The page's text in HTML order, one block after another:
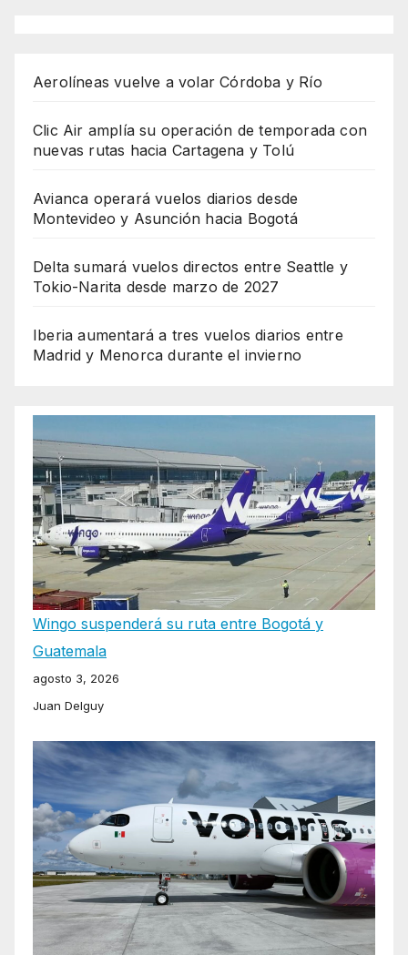
Aerolíneas vuelve a volar Córdoba y Río
Clic Air amplía su operación de temporada con
nuevas rutas hacia Cartagena y Tolú
Avianca operará vuelos diarios desde
Montevideo y Asunción hacia Bogotá
Delta sumará vuelos directos entre Seattle y
Tokio-Narita desde marzo de 2027
Iberia aumentará a tres vuelos diarios entre
Madrid y Menorca durante el invierno
Wingo suspenderá su ruta entre Bogotá y
Guatemala
agosto 3, 2026
Juan Delguy